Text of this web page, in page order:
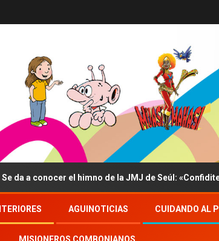
el himno de la JMJ de Seúl: «Confidite, Ego Vici
AGUINOTICIAS CUIDANDO AL